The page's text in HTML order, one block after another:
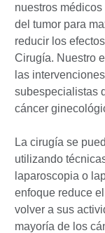
nuestros
del tumor para
reducir los
Cirugía. Nuestro
las
subespecialistas
cáncer
La cirugía se
utilizando
laparoscopia o
enfoque reduce
volver a sus
mayoría de los